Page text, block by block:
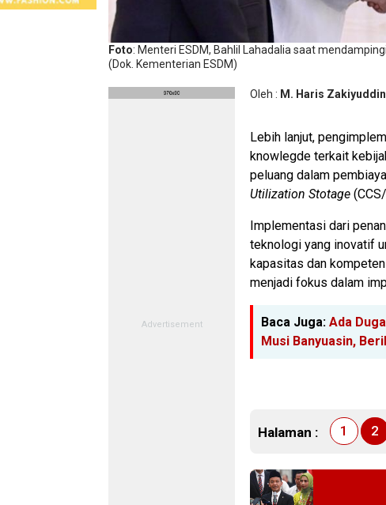
Foto: Menteri ESDM, Bahlil Lahadalia saat
(Dok. Kementerian ESDM)
Oleh : M. Haris Zakiyuddin
Lebih lanjut,
knowlegde terkait
peluang dalam
Utilization Stotage
Implementasi dari
teknologi yang inovatif
kapasitas dan
menjadi fokus dalam
Baca Juga:Ada
Musi Banyuasin,
Halaman : 1 2